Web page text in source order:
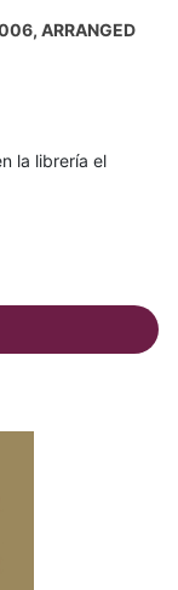
ARRANGED
la librería el